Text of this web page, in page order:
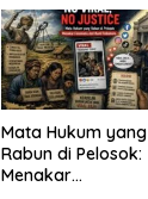
Mata Hukum yang
Rabun di Pelosok:
Menakar